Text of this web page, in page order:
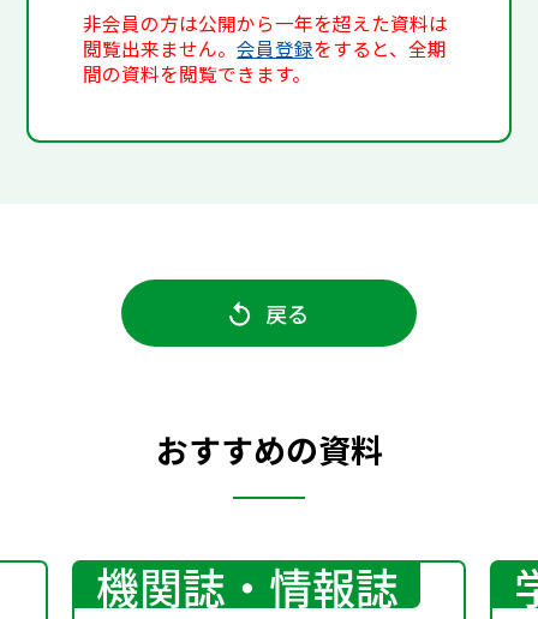
非会員の方は公開から一年を超えた資料は
閲覧出来ません。会員登録をすると、全期
間の資料を閲覧できます。
戻る
おすすめの資料
機関誌・情報誌